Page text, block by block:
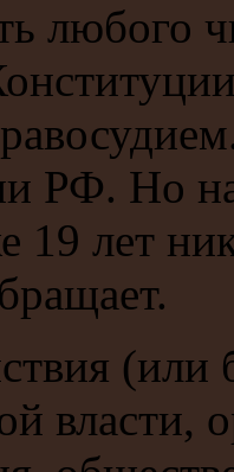
любого
РФ. Но
19 лет
(или
власти,